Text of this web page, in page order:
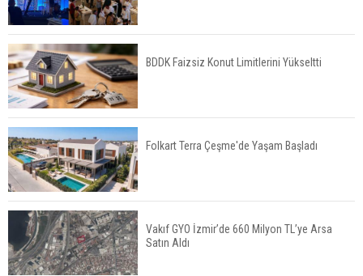
TOKİ 51 İlde 540 Konut ve İş Yerini Satışa
Sunuyor
Yatırımcıların Bina Tercihi Değişiyor: Dijital Altyapı
Öne Çıkıyor
TOKİ'nin Kiralık Sosyal Konut Modeli Kiraları
Düşürür Mü?
İkinci El Konut Fiyatları İspanya'da Bir Yılda
Yüzde 16,2 Arttı
BDDK Faizsiz Konut Limitlerini Yükseltti
Folkart Terra Çeşme'de Yaşam Başladı
Vakıf GYO İzmir’de 660 Milyon TL’ye Arsa
Satın Aldı